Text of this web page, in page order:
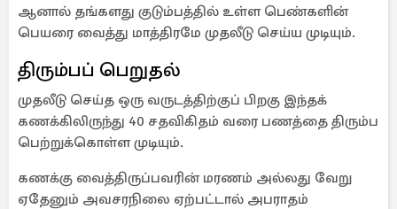
ஆனால் தங்களது குடும்பத்தில் உள்ள பெண்களின்
பெயரை வைத்து மாத்திரமே முதலீடு செய்ய முடியும்.
திரும்பப் பெறுதல்
முதலீடு செய்த ஒரு வருடத்திற்குப் பிறகு இந்தக்
கணக்கிலிருந்து 40 சதவிகிதம் வரை பணத்தை திரும்ப
பெற்றுக்கொள்ள முடியும்.
கணக்கு வைத்திருப்பவரின் மரணம் அல்லது வேறு
ஏதேனும் அவசரநிலை ஏற்பட்டால் அபராதம்